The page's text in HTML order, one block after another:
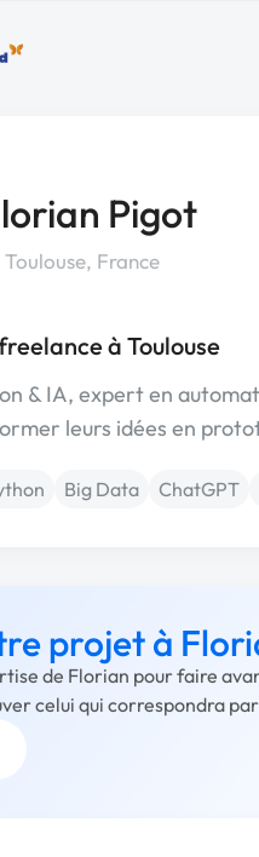
Pigot
Toulouse, France
à Toulouse
& IA, expert en
leurs idées en
Big Data ChatGPT
projet à
de Florian pour faire
celui qui correspondra